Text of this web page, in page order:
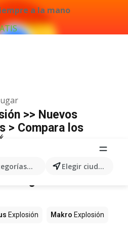
a la mano
productos... Elegir ciudad
>> Nuevos
> Compara los
para este
Explosión Makro Explosión